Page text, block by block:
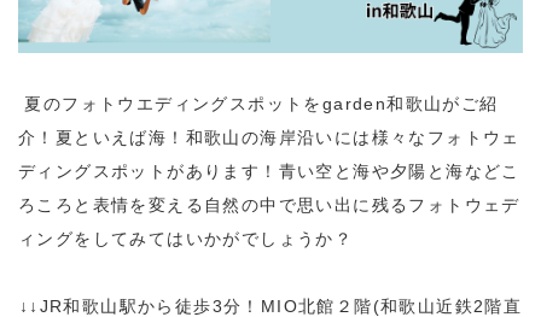
夏のフォトウエディングスポットをgarden和歌山がご紹
介！夏といえば海！和歌山の海岸沿いには様々なフォトウェ
ディングスポットがあります！青い空と海や夕陽と海などこ
ろころと表情を変える自然の中で思い出に残るフォトウェデ
ィングをしてみてはいかがでしょうか？
↓↓JR和歌山駅から徒歩3分！MIO北館２階(和歌山近鉄2階直